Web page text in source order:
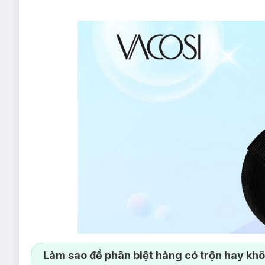
Làm sao để phân biệt hàng có trộn hay